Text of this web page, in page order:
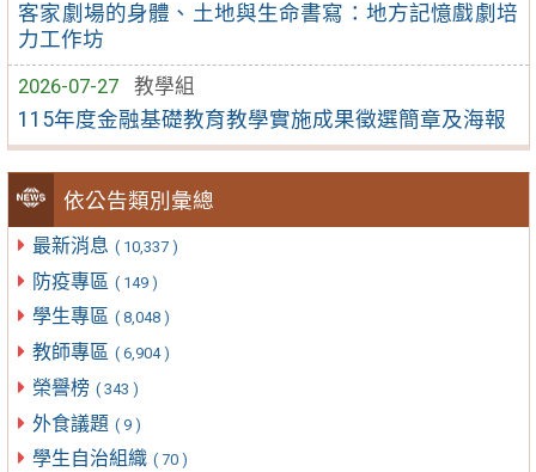
客家劇場的身體、土地與生命書寫：地方記憶戲劇培
力工作坊
2026-07-27
教學組
115年度金融基礎教育教學實施成果徵選簡章及海報
依公告類別彙總
最新消息 ( 10,337 )
防疫專區 ( 149 )
學生專區 ( 8,048 )
教師專區 ( 6,904 )
榮譽榜 ( 343 )
外食議題 ( 9 )
學生自治組織 ( 70 )